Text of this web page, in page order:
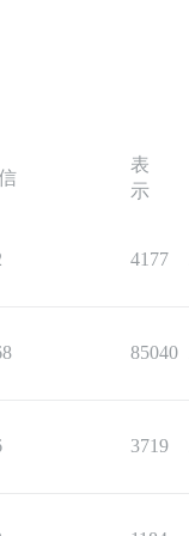
表
示
4177
85040
3719